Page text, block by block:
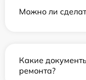
Можно ли
Какие
ремонта?